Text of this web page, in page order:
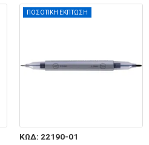
ΠΟΣΟΤΙΚΗ ΕΚΠΤΩΣΗ
ΚΩΔ: 22190-01